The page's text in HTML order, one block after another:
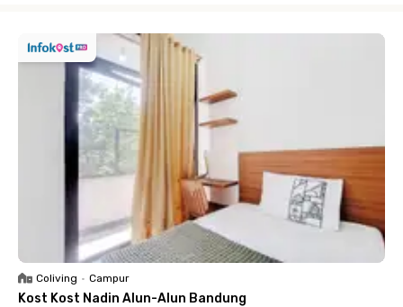
Coliving • Campur
Kost Kost Nadin Alun-Alun Bandung